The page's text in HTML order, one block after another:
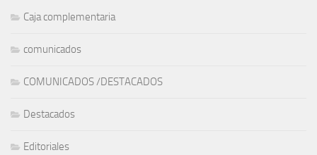
Caja complementaria
comunicados
COMUNICADOS /DESTACADOS
Destacados
Editoriales